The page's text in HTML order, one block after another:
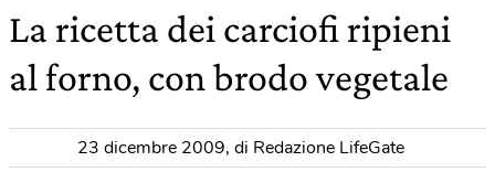
La ricetta dei carciofi ripieni
al forno, con brodo vegetale
23 dicembre 2009, di Redazione LifeGate